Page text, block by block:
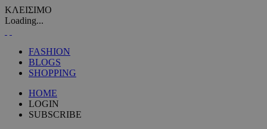
ΚΛΕΙΣΙΜΟ
Loading...
FASHION
BLOGS
SHOPPING
HOME
LOGIN
SUBSCRIBE